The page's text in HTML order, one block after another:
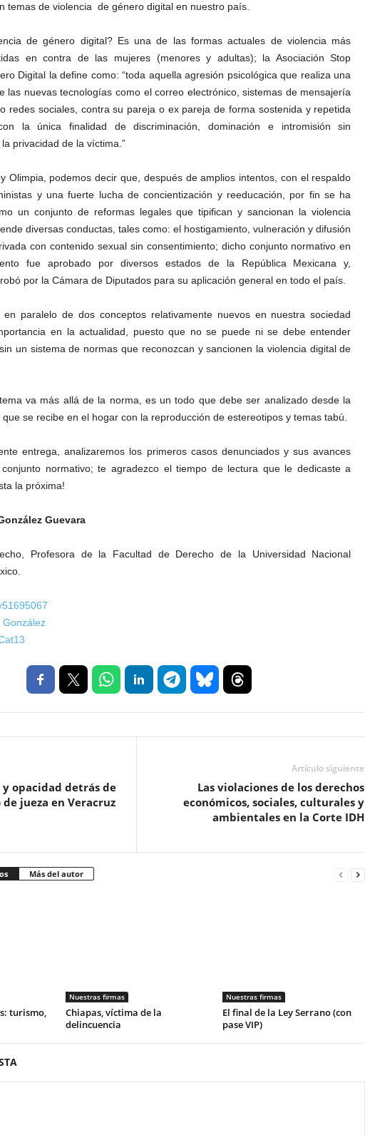
temas de violencia de género digital en nuestro país.
de género digital? Es una de las formas actuales de violencia más
en contra de las mujeres (menores y adultas); la Asociación Stop
Digital la define como: “toda aquella agresión psicológica que realiza una
las nuevas tecnologías como el correo electrónico, sistemas de mensajería
redes sociales, contra su pareja o ex pareja de forma sostenida y repetida
la única finalidad de discriminación, dominación e intromisión sin
privacidad de la víctima.”
Olimpia, podemos decir que, después de amplios intentos, con el respaldo
y una fuerte lucha de concientización y reeducación, por fin se ha
un conjunto de reformas legales que tipifican y sancionan la violencia
diversas conductas, tales como: el hostigamiento, vulneración y difusión
con contenido sexual sin consentimiento; dicho conjunto normativo en
fue aprobado por diversos estados de la República Mexicana y,
por la Cámara de Diputados para su aplicación general en todo el país.
en paralelo de dos conceptos relativamente nuevos en nuestra sociedad
en la actualidad, puesto que no se puede ni se debe entender
un sistema de normas que reconozcan y sancionen la violencia digital de
va más allá de la norma, es un todo que debe ser analizado desde la
se recibe en el hogar con la reproducción de estereotipos y temas tabú.
entrega, analizaremos los primeros casos denunciados y sus avances
normativo; te agradezco el tiempo de lectura que le dedicaste a
la próxima!
Guevara
Profesora de la Facultad de Derecho de la Universidad Nacional
González
opacidad detrás de
jueza en Veracruz
Artículo siguiente
Las violaciones de los derechos
económicos, sociales, culturales y
ambientales en la Corte IDH
Más del autor
turismo,
Nuestras firmas
Chiapas, víctima de la
delincuencia
Nuestras firmas
El final de la Ley Serrano (con
pase VIP)